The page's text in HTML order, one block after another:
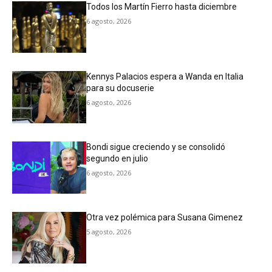
Todos los Martín Fierro hasta diciembre
6 agosto, 2026
Kennys Palacios espera a Wanda en Italia
para su docuserie
6 agosto, 2026
Bondi sigue creciendo y se consolidó
segundo en julio
6 agosto, 2026
Otra vez polémica para Susana Gimenez
5 agosto, 2026